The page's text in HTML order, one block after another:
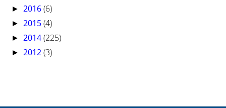
► 2016(6)
► 2015(4)
► 2014(225)
► 2012(3)